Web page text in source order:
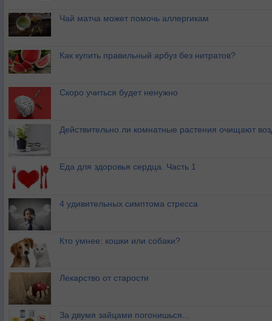
Чай матча может помочь аллергикам
Как купить правильный арбуз без нитратов?
Скоро учиться будет ненужно
Действительно ли комнатные растения очищают
Еда для здоровья сердца. Часть 1
4 удивительных симптома стресса
Кто умнее: кошки или собаки?
Лекарство от старости
За двумя зайцами погонишься...